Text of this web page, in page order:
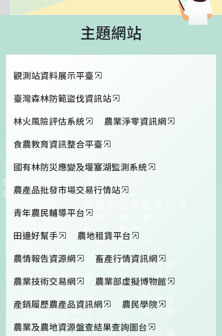
主題網站
觀測站資料展示平臺
臺灣森林防範盜伐資訊站
林火風險評估系統 農業淨零資訊網
食農教育資訊整合平臺
國有林防災應變及堰塞湖監測系統
農產品批發市場交易行情站
青年農民輔導平台
田邊好幫手 農地租賃平台
農情報告資源網 畜產行情資訊網
農業技術交易網 農業部虛擬博物館
產銷履歷農產品資訊網 農民學院
農業及農地資源盤查結果查詢圖台